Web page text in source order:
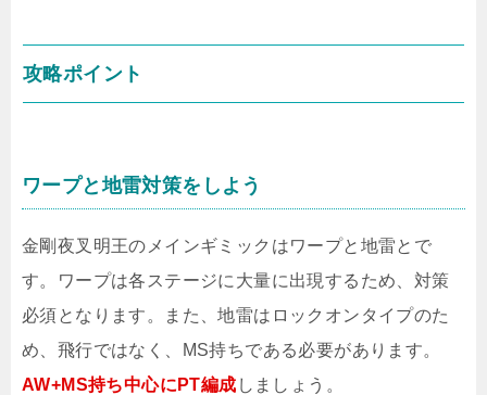
攻略ポイント
ワープと地雷対策をしよう
金剛夜叉明王のメインギミックはワープと地雷とで
す。ワープは各ステージに大量に出現するため、対策
必須となります。また、地雷はロックオンタイプのた
め、飛行ではなく、MS持ちである必要があります。
AW+MS持ち中心にPT編成 しましょう。